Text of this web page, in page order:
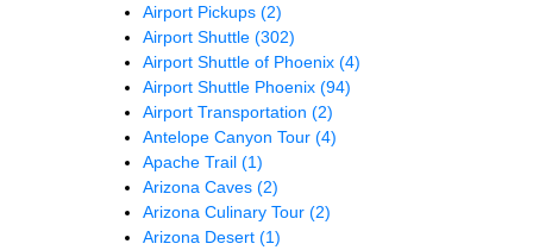
Airport Pickups (2)
Airport Shuttle (302)
Airport Shuttle of Phoenix (4)
Airport Shuttle Phoenix (94)
Airport Transportation (2)
Antelope Canyon Tour (4)
Apache Trail (1)
Arizona Caves (2)
Arizona Culinary Tour (2)
Arizona Desert (1)